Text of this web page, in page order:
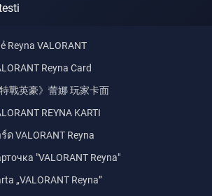
Reyna VALORANT
Reyna Card
特戰英豪》蕾娜 玩家卡面
REYNA KARTI
ด VALORANT Reyna
"VALORANT Reyna"
„VALORANT Reyna”